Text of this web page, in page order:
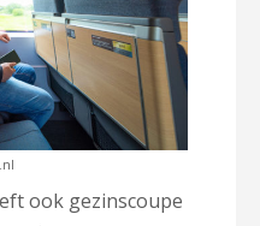
ook gezinscoupe